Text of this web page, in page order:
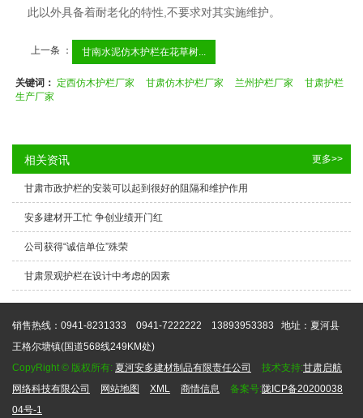
此以外具备着耐老化的特性,不要求对其实施维护。
上一条 ： 甘南水泥仿木护栏在花草树...
关键词： 定西仿木护栏厂家 甘肃仿木护栏厂家 兰州护栏厂家
甘肃护栏
生产厂家
相关资讯 更多>>
甘肃市政护栏的安装可以起到很好的阻隔和维护作用
安多建材开工忙 争创业绩开门红
公司获得“诚信单位”殊荣
甘肃景观护栏在设计中考虑的因素
销售热线：0941-8231333 0941-7222222 13893953383 地址：夏河县
王格尔塘镇(国道568线249KM处)
CopyRight © 版权所有: 夏河安多建材制品有限责任公司 技术支持:甘肃启航
网络科技有限公司
网站地图 XML 商情信息 备案号:陇ICP备20200038
04号-1